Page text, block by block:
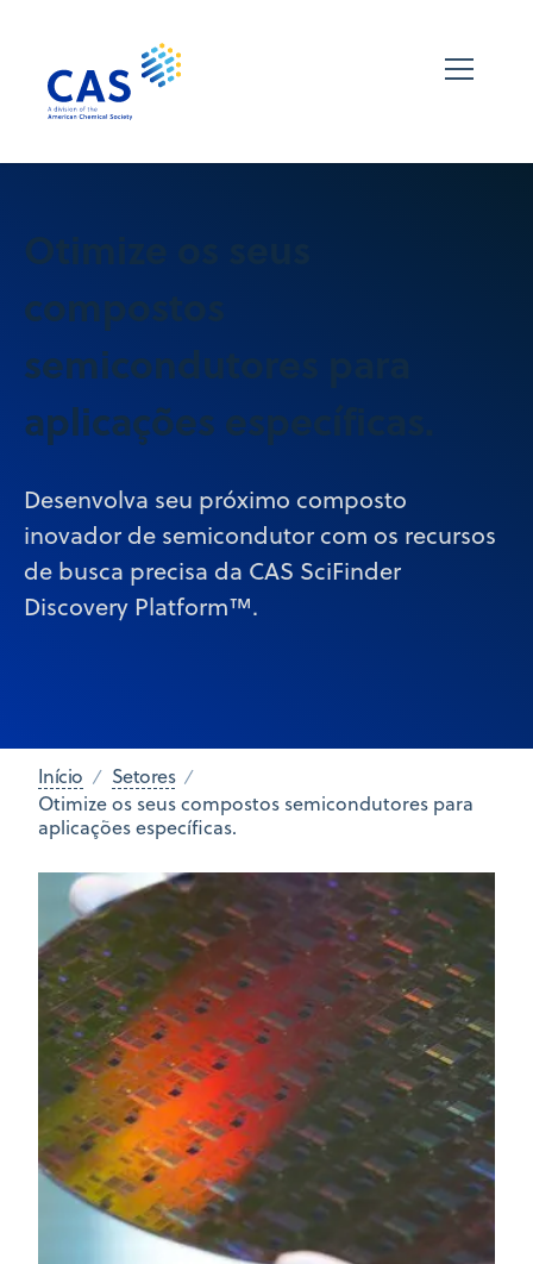
Otimize os seus
compostos
semicondutores para
aplicações específicas.
Desenvolva seu próximo composto
inovador de semicondutor com os recursos
de busca precisa da CAS SciFinder
Discovery Platform™.
Início
Setores
Otimize os seus compostos semicondutores para
aplicações específicas.